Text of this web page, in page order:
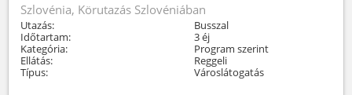
Szlovénia, Körutazás Szlovéniában
Utazás:
Busszal
Időtartam:
3 éj
Kategória:
Program szerint
Ellátás:
Reggeli
Típus:
Városlátogatás